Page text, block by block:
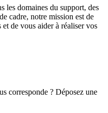
les domaines du support, des
cadre, notre mission est de
de vous aider à réaliser vos
corresponde ? Déposez une